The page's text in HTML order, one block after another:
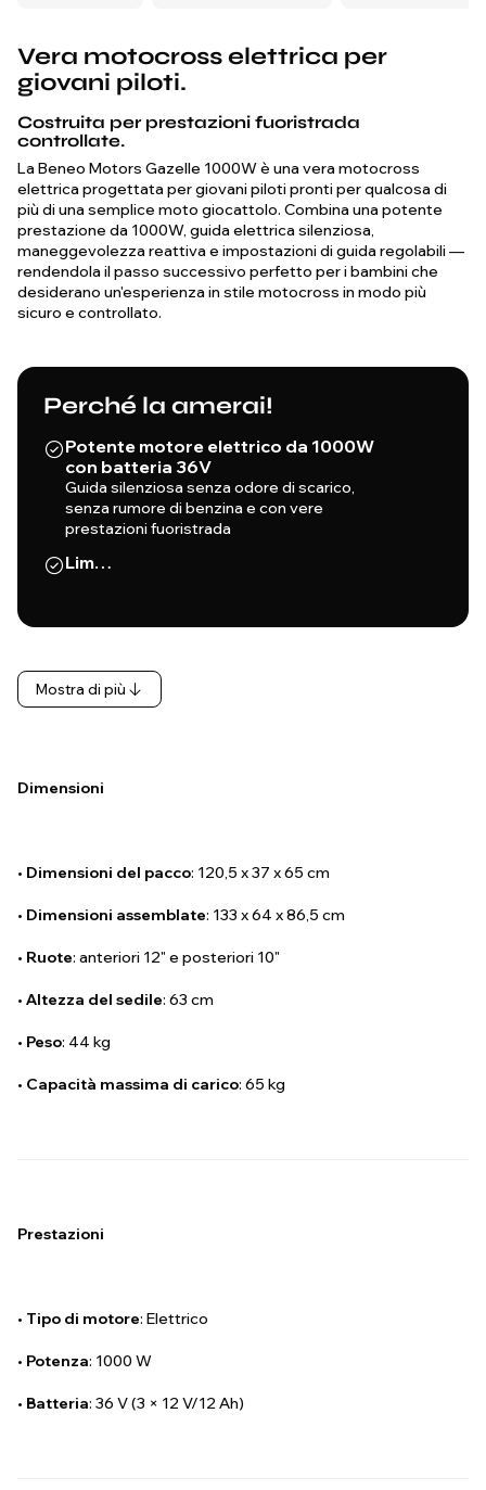
Vera motocross elettrica per
giovani piloti.
Costruita per prestazioni fuoristrada
controllate.
La Beneo Motors Gazelle 1000W è una vera motocross
elettrica progettata per giovani piloti pronti per qualcosa di
più di una semplice moto giocattolo. Combina una potente
prestazione da 1000W, guida elettrica silenziosa,
maneggevolezza reattiva e impostazioni di guida regolabili —
rendendola il passo successivo perfetto per i bambini che
desiderano un'esperienza in stile motocross in modo più
sicuro e controllato.
Perché la amerai!
Potente motore elettrico da 1000W
con batteria 36V
Guida silenziosa senza odore di scarico,
senza rumore di benzina e con vere
prestazioni fuoristrada
Lim…
Mostra di più
Dimensioni
• Dimensioni del pacco: 120,5 x 37 x 65 cm
• Dimensioni assemblate: 133 x 64 x 86,5 cm
• Ruote: anteriori 12" e posteriori 10"
• Altezza del sedile: 63 cm
• Peso: 44 kg
• Capacità massima di carico: 65 kg
Prestazioni
• Tipo di motore: Elettrico
• Potenza: 1000 W
• Batteria: 36 V (3 × 12 V/12 Ah)